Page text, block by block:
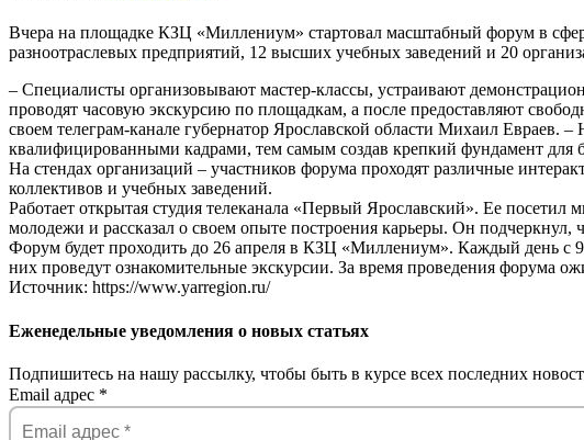
Вчера на площадке КЗЦ «Миллениум» стартовал масштабный форум в
разноотраслевых предприятий, 12 высших учебных заведений и 20
– Специалисты организовывают мастер-классы, устраивают
проводят часовую экскурсию по площадкам, а после предоставляют
своем телеграм-канале губернатор Ярославской области Михаил
квалифицированными кадрами, тем самым создав крепкий фундамент для
На стендах организаций – участников форума проходят различные
коллективов и учебных заведений.
Работает открытая студия телеканала «Первый Ярославский». Ее
молодежи и рассказал о своем опыте построения карьеры. Он подчеркнул,
Форум будет проходить до 26 апреля в КЗЦ «Миллениум». Каждый день с
них проведут ознакомительные экскурсии. За время проведения форума
Источник: https://www.yarregion.ru/
Еженедельные уведомления о новых статьях
Подпишитесь на нашу рассылку, чтобы быть в курсе всех последних
Email адрес *